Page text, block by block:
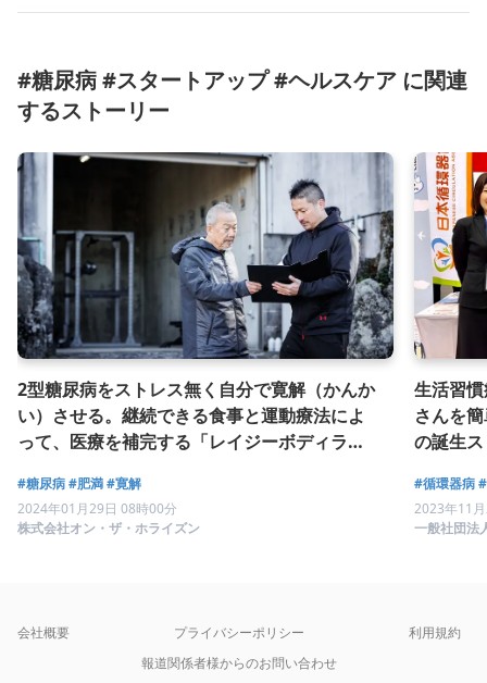
#糖尿病 #スタートアップ #ヘルスケア に関連
するストーリー
2型糖尿病をストレス無く自分で寛解（かんか
い）させる。継続できる食事と運動療法によ
って、医療を補完する「レイジーボディラ
#糖尿病#肥満#寛解
2024年01月29日 08時00分
株式会社オン・ザ・ホライズン
生活習
さんを
の誕生
#循環器病
2023年11
一般社団法
会社概要 プライバシーポリシー
利用規約
報道関係者様からのお問い合わせ